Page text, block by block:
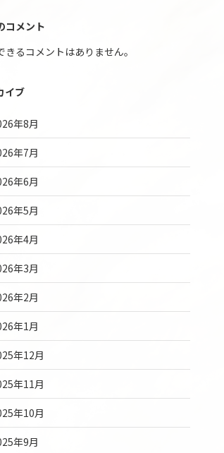
コメント
きるコメントはありません。
イブ
年8月
年7月
年6月
年5月
年4月
年3月
年2月
年1月
年12月
年11月
年10月
年9月